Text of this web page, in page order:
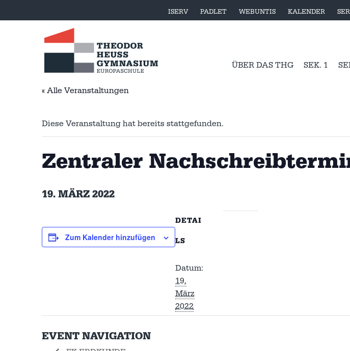
ISERV PADLET WEBUNTIS KALENDER
ÜBER DAS THG SEK. 1
« Alle Veranstaltungen
Diese Veranstaltung hat bereits stattgefunden.
Zentraler
19. MÄRZ 2022
Zum Kalender hinzufügen
DETAI
LS
Datum:
19.
März
2022
EVENT NAVIGATION